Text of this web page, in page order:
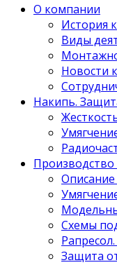
О компании
История
Виды
Новости
Накипь.
Производство
Схемы
Защита